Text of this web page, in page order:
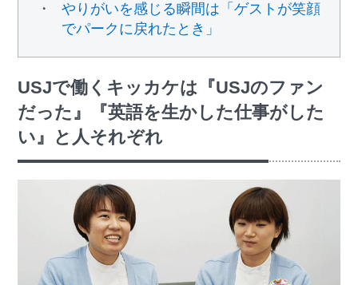
やりがいを感じる瞬間は「ゲストが笑顔
でパークに戻れたとき」
USJで働くキッカケは『USJのファン
だった』『英語を生かした仕事がした
い』と人それぞれ